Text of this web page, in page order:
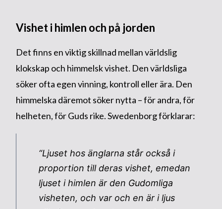
Vishet i himlen och på jorden
Det finns en viktig skillnad mellan världslig
klokskap och himmelsk vishet. Den världsliga
söker ofta egen vinning, kontroll eller ära. Den
himmelska däremot söker nytta – för andra, för
helheten, för Guds rike. Swedenborg förklarar:
“Ljuset hos änglarna står också i
proportion till deras vishet, emedan
ljuset i himlen är den Gudomliga
visheten, och var och en är i ljus